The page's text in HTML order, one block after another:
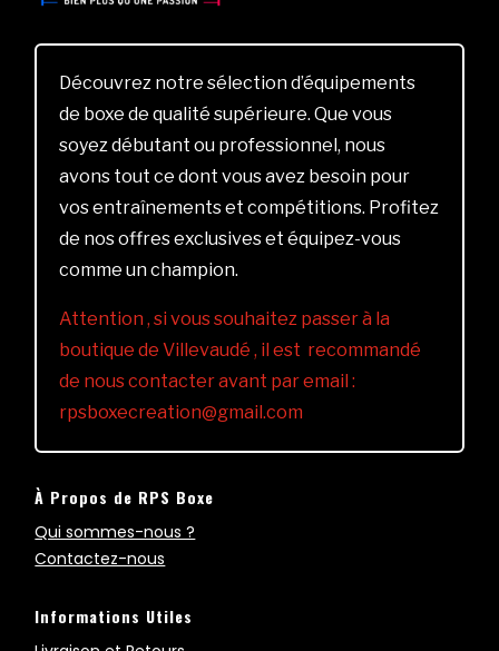
Découvrez notre sélection d’équipements
de boxe de qualité supérieure. Que vous
soyez débutant ou professionnel, nous
avons tout ce dont vous avez besoin pour
vos entraînements et compétitions. Profitez
de nos offres exclusives et équipez-vous
comme un champion.
Attention , si vous souhaitez passer à la
boutique de Villevaudé , il est recommandé
de nous contacter avant par email :
rpsboxecreation@gmail.com
À Propos de RPS Boxe
Qui sommes-nous ?
Contactez-nous
Informations Utiles